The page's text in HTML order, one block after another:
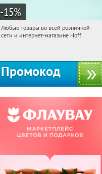
-15%
04:11:53 Получили:
Любые товары во всей розничной
сети и интернет-магазине Hoff
Промокод